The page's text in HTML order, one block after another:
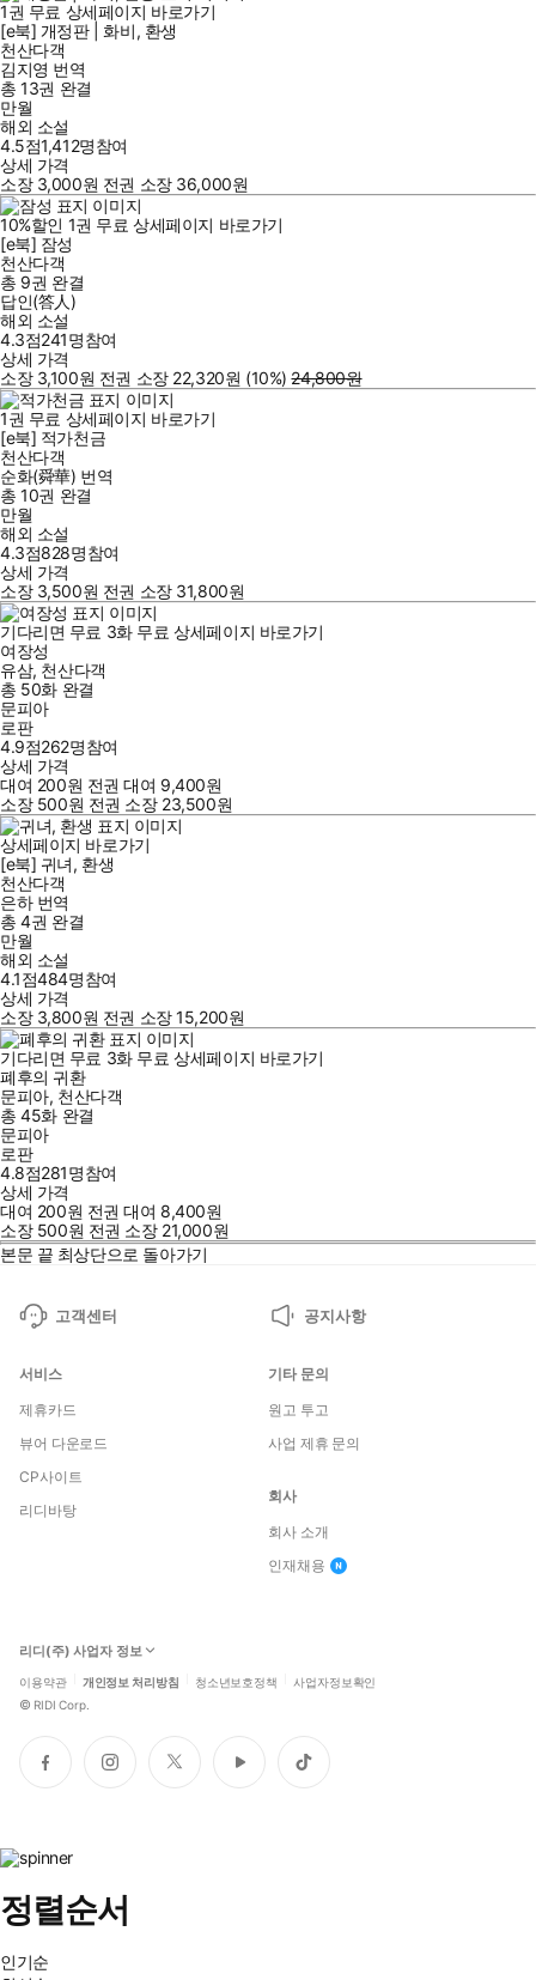
1권 무료 상세페이지 바로가기
[e북] 개정판 | 화비, 환생
천산다객
김지영 번역
총 13권 완결
만월
해외 소설
4.5점1,412명참여
상세 가격
소장 3,000원 전권 소장 36,000원
10%할인 1권 무료 상세페이지 바로가기
[e북] 잠성
천산다객
총 9권 완결
답인(答人)
해외 소설
4.3점241명참여
상세 가격
소장 3,100원 전권 소장 22,320원 (10%) 24,800원
1권 무료 상세페이지 바로가기
[e북] 적가천금
천산다객
순화(舜華) 번역
총 10권 완결
만월
해외 소설
4.3점828명참여
상세 가격
소장 3,500원 전권 소장 31,800원
기다리면 무료 3화 무료 상세페이지 바로가기
여장성
유삼, 천산다객
총 50화 완결
문피아
로판
4.9점262명참여
상세 가격
대여 200원 전권 대여 9,400원
소장 500원 전권 소장 23,500원
상세페이지 바로가기
[e북] 귀녀, 환생
천산다객
은하번역
총 4권 완결
만월
해외 소설
4.1점484명참여
상세 가격
소장 3,800원 전권 소장15,200원
기다리면 무료 3화 무료 상세페이지 바로가기
폐후의 귀환
문피아, 천산다객
총 45화 완결
문피아
로판
4.8점281명참여
상세 가격
대여 200원 전권 대여 8,400원
소장 500원 전권 소장 21,000원
본문 끝 최상단으로 돌아가기
고객센터 공지사항
서비스
제휴카드
뷰어 다운로드
CP사이트
리디바탕
기타 문의
원고 투고
사업 제휴 문의
회사
회사 소개
인재채용
리디(주) 사업자 정보
이용약관 개인정보 처리방침 청소년보호정책 사업자정보확인
© RIDI Corp.
페
이
인
스
트
위
유
튜
틱
톡
정렬순서
인기순